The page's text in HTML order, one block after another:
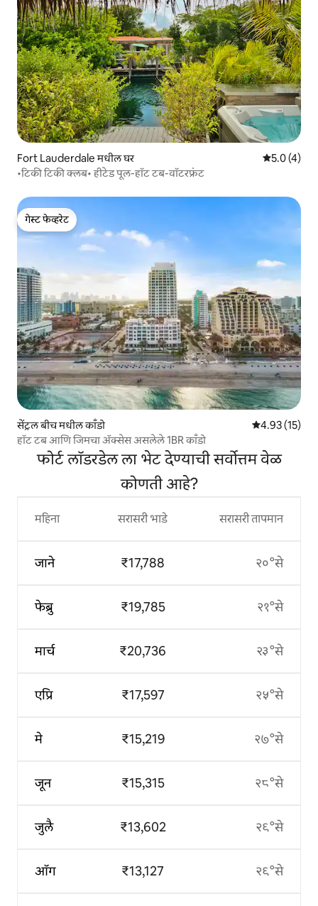
Fort Lauderdale मधील घर 5 पैकी 5.0
5.0 (4)
•टिकी टिकी क्लब• हीटेड पूल-हॉट टब-वॉटरफ्रंट
गेस्ट फेव्हरेट
गेस्ट फेव्हरेट
सेंट्रल बीच मधील काँडो 5 पैकी 4.93
4.93 (15)
हॉट टब आणि जिमचा ॲक्सेस असलेले 1BR काँडो
फोर्ट लॉडरडेल ला भेट देण्याची सर्वोत्तम वेळ
कोणती आहे?
महिना
जाने
फेब्रु
मार्च
एप्रि
मे
जून
जुलै
ऑग
सरासरी भाडे
₹17,788
₹19,785
₹20,736
₹17,597
₹15,219
₹15,315
₹13,602
₹13,127
सरासरी तापमान
२०°से
२१°से
२३°से
२५°से
२७°से
२८°से
२९°से
२९°से